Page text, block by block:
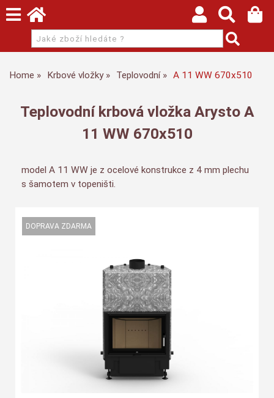
Home Krbové vložky Teplovodní A 11 WW 670x510
Teplovodní krbová vložka Arysto A
11 WW 670x510
model A 11 WW je z ocelové konstrukce z 4 mm plechu
s šamotem v topeništi.